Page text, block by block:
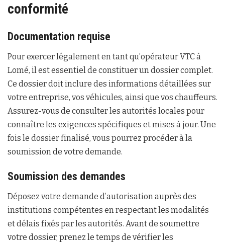
conformité
Documentation requise
Pour exercer légalement en tant qu’opérateur VTC à
Lomé, il est essentiel de constituer un dossier complet.
Ce dossier doit inclure des informations détaillées sur
votre entreprise, vos véhicules, ainsi que vos chauffeurs.
Assurez-vous de consulter les autorités locales pour
connaître les exigences spécifiques et mises à jour. Une
fois le dossier finalisé, vous pourrez procéder à la
soumission de votre demande.
Soumission des demandes
Déposez votre demande d’autorisation auprès des
institutions compétentes en respectant les modalités
et délais fixés par les autorités. Avant de soumettre
votre dossier, prenez le temps de vérifier les